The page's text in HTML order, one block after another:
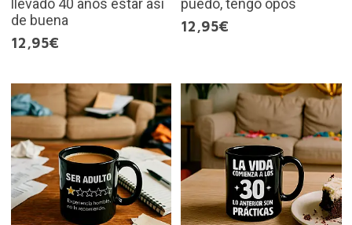
llevado 40 años estar así
de buena
12,95€
puedo, tengo opos
12,95€